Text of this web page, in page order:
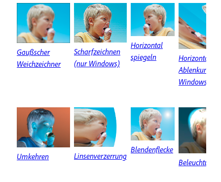
Gaußscher
Weichzeichner
Scharfzeichnen
(nur Windows)
Horizontal
spiegeln
Horizontale
Ablenkung
Windows)
Umkehren Linsenverzerrung
Blendenflecke